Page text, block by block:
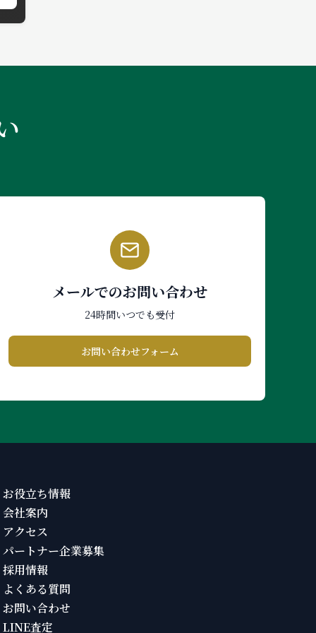
メールでのお問い合わせ
24時間いつでも受付
お問い合わせフォーム
お役立ち情報
会社案内
アクセス
パートナー企業募集
採用情報
よくある質問
お問い合わせ
LINE査定